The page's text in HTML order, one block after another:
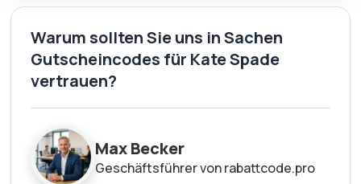
Warum sollten Sie uns in Sachen
Gutscheincodes für Kate Spade
vertrauen?
Max Becker
Geschäftsführer von rabattcode.pro